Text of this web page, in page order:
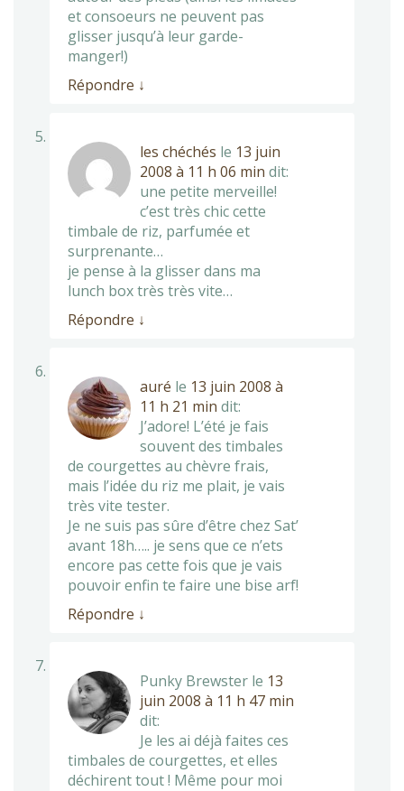
et consoeurs ne peuvent pas
glisser jusqu’à leur garde-
manger!)
Répondre ↓
les chéchés le 13 juin
2008 à 11 h 06 min dit:
une petite merveille!
c’est très chic cette
timbale de riz, parfumée et
surprenante…
je pense à la glisser dans ma
lunch box très très vite…
Répondre ↓
auré le 13 juin 2008 à
11 h 21 min dit:
J’adore! L’été je fais
souvent des timbales
de courgettes au chèvre frais,
mais l’idée du riz me plait, je vais
très vite tester.
Je ne suis pas sûre d’être chez Sat’
avant 18h….. je sens que ce n’ets
encore pas cette fois que je vais
pouvoir enfin te faire une bise arf!
Répondre ↓
Punky Brewster le 13
juin 2008 à 11 h 47 min
dit:
Je les ai déjà faites ces
timbales de courgettes, et elles
déchirent tout ! Même pour moi